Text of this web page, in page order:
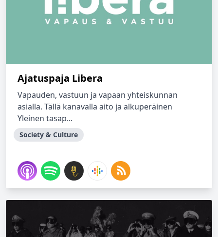
Ajatuspaja Libera
Vapauden, vastuun ja vapaan yhteiskunnan
asialla. Tällä kanavalla aito ja alkuperäinen
Yleinen tasap...
Society & Culture